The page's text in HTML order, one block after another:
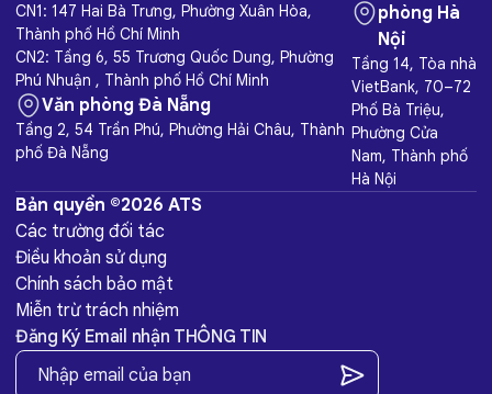
CN1: 147 Hai Bà Trưng, Phường Xuân Hòa,
Thành phố Hồ Chí Minh
CN2: Tầng 6, 55 Trương Quốc Dung, Phường
Phú Nhuận , Thành phố Hồ Chí Minh
Văn phòng Đà Nẵng
Tầng 2, 54 Trần Phú, Phường Hải Châu, Thành
phố Đà Nẵng
phòng Hà
Nội
Tầng 14, Tòa nhà
VietBank, 70–72
Phố Bà Triệu,
Phường Cửa
Nam, Thành phố
Hà Nội
Bản quyền ©2026 ATS
Các trường đối tác
Điều khoản sử dụng
Chính sách bảo mật
Miễn trừ trách nhiệm
Đăng Ký Email nhận THÔNG TIN